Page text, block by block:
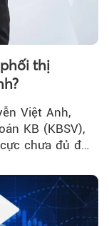
thị
Việt Anh,
KB (KBSV),
chưa đủ để